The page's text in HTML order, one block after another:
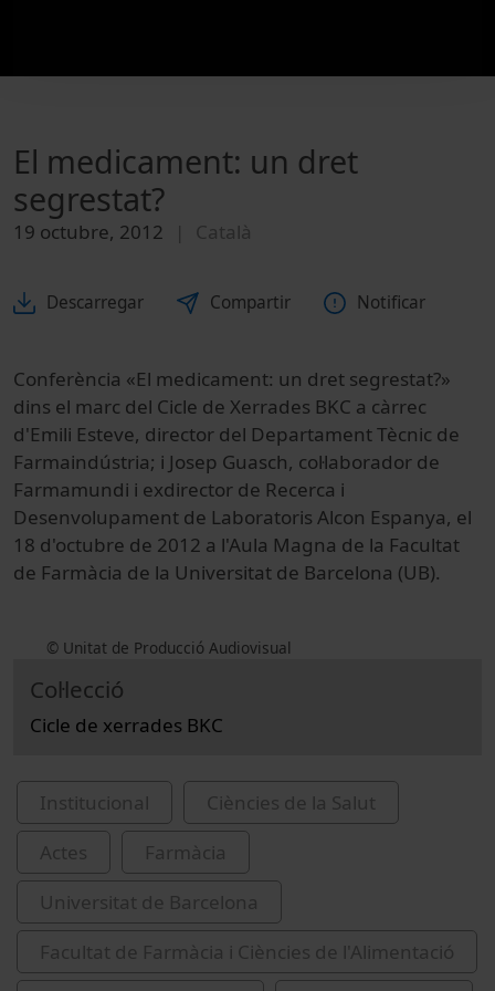
El medicament: un dret
segrestat?
19 octubre, 2012 Català
Descarregar Compartir Notificar
Conferència «El medicament: un dret segrestat?»
dins el marc del Cicle de Xerrades BKC a càrrec
d'Emili Esteve, director del Departament Tècnic de
Farmaindústria; i Josep Guasch, col·laborador de
Farmamundi i exdirector de Recerca i
Desenvolupament de Laboratoris Alcon Espanya, el
18 d'octubre de 2012 a l'Aula Magna de la Facultat
de Farmàcia de la Universitat de Barcelona (UB).
© Unitat de Producció Audiovisual
Col·lecció
Cicle de xerrades BKC
Institucional
Ciències de la Salut
Actes
Farmàcia
Universitat de Barcelona
Facultat de Farmàcia i Ciències de l'Alimentació